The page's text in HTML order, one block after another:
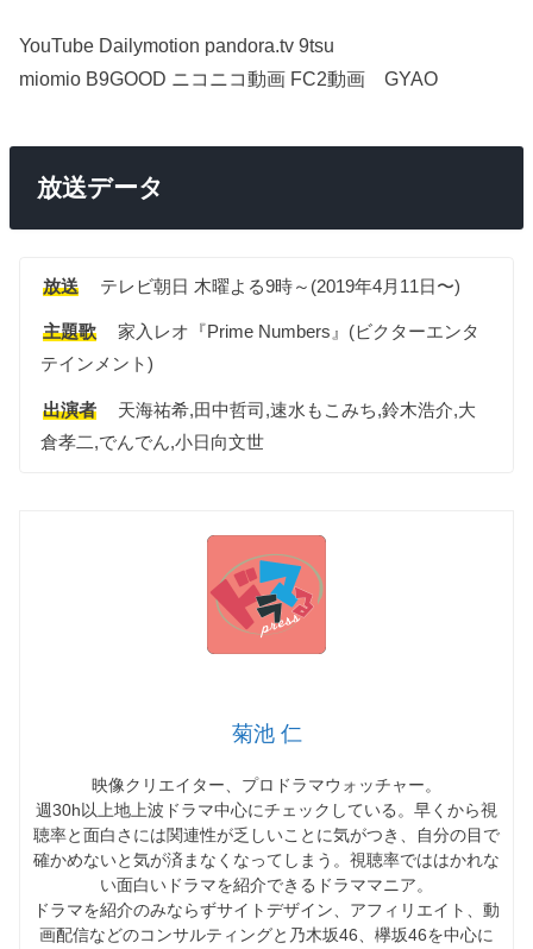
YouTube Dailymotion pandora.tv 9tsu
miomio B9GOOD ニコニコ動画 FC2動画 GYAO
放送データ
放送 テレビ朝日 木曜よる9時～(2019年4月11日〜)
主題歌
家入レオ『Prime Numbers』(ビクターエンタ
テインメント)
出演者
天海祐希,田中哲司,速水もこみち,鈴木浩介,大
倉孝二,でんでん,小日向文世
菊池 仁
映像クリエイター、プロドラマウォッチャー。
週30h以上地上波ドラマ中心にチェックしている。早くから視
聴率と面白さには関連性が乏しいことに気がつき、自分の目で
確かめないと気が済まなくなってしまう。視聴率でははかれな
い面白いドラマを紹介できるドラママニア。
ドラマを紹介のみならずサイトデザイン、アフィリエイト、動
画配信などのコンサルティングと乃木坂46、欅坂46を中心に